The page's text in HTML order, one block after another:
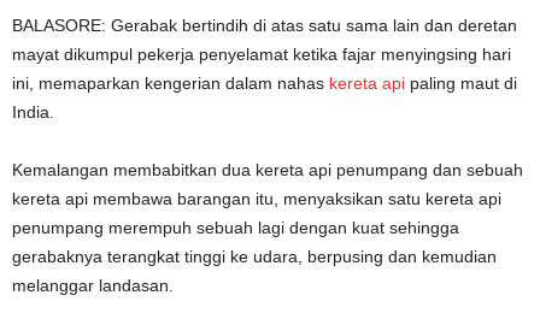
BALASORE: Gerabak bertindih di atas satu sama lain dan deretan
mayat dikumpul pekerja penyelamat ketika fajar menyingsing hari
ini, memaparkan kengerian dalam nahas kereta api paling maut di
India.
Kemalangan membabitkan dua kereta api penumpang dan sebuah
kereta api membawa barangan itu, menyaksikan satu kereta api
penumpang merempuh sebuah lagi dengan kuat sehingga
gerabaknya terangkat tinggi ke udara, berpusing dan kemudian
melanggar landasan.